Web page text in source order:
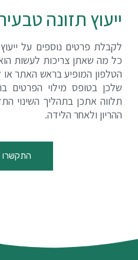
ייעוץ תזונה
לקבלת פרטים נוספים על
כל מה שאתן צריכות לעשות
הטלפון המופיע בראש האתר
שלכן בטופס מילוי הפרטים
תלווה אתכן בתהליך השינוי
ההריון ולאחר הלידה.
התקשרו